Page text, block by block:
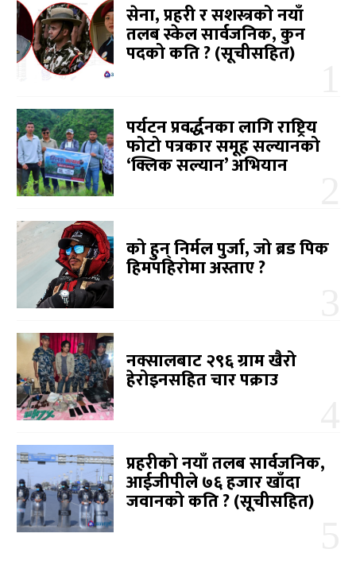
सेना, प्रहरी र सशस्त्रको नयाँ
तलब स्केल सार्वजनिक, कुन
पदको कति ? (सूचीसहित)
पर्यटन प्रवर्द्धनका लागि राष्ट्रिय
फोटो पत्रकार समूह सल्यानको
‘क्लिक सल्यान’ अभियान
को हुन् निर्मल पुर्जा, जो ब्रड पिक
हिमपहिरोमा अस्ताए ?
नक्सालबाट २९६ ग्राम खैरो
हेरोइनसहित चार पक्राउ
प्रहरीको नयाँ तलब सार्वजनिक,
आईजीपीले ७६ हजार खाँदा
जवानको कति ? (सूचीसहित)